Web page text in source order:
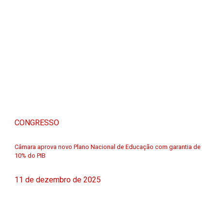
CONGRESSO
Câmara aprova novo Plano Nacional de Educação com garantia de
10% do PIB
11 de dezembro de 2025